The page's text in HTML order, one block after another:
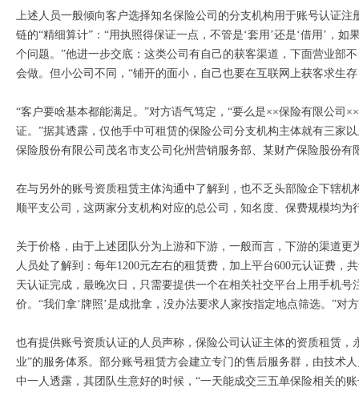
上述人员一般倾向客户选择知名保险公司的分支机构用于账号认证
链的“精细算计”：“用执照得保证一点，不管是‘套用’还是‘借用’，
个问题。”他进一步交底：这类公司有自己的获客渠道，下面营业部
会做。但小公司不同，“铺开的面小，自己也要在互联网上获客求生
“客户要啥基本都能满足。”对方语气笃定，“要么是××保险有限公司
证。”据其透露，仅他手中可租赁的保险公司分支机构主体就有三家
保险股份有限公司茂名市支公司化州营销服务部、某财产保险股份
在与另外的账号资质租赁主体沟通中了解到，也不乏头部险企下辖
顺平支公司，这两家分支机构对应的总公司，知名度、保费规模均为
关于价格，由于上述团队分为上游和下游，一般而言，下游的渠道
人员处了解到：每年1200元左右的租赁费，加上平台600元认证费
天认证完成，最晚次日，只需要提供一个在相关社交平台上用手机
价。“我们拿‘牌照’是成批拿，没办法要求人家按指定地点筛选。”对
也有提供账号资质认证的人员声称，保险公司认证主体的资质租赁
业”的服务体系。部分账号租赁方会建立专门的售后服务群，由技术
中一人透露，其团队生意好的时候，“一天能成交三五单保险相关的